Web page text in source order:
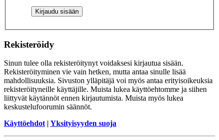
Rekisteröidy
Sinun tulee olla rekisteröitynyt voidaksesi kirjautua sisään.
Rekisteröityminen vie vain hetken, mutta antaa sinulle lisää
mahdollisuuksia. Sivuston ylläpitäjä voi myös antaa erityisoikeuksia
rekisteröityneille käyttäjille. Muista lukea käyttöehtomme ja siihen
liittyvät käytännöt ennen kirjautumista. Muista myös lukea
keskustelufoorumin säännöt.
Käyttöehdot | Yksityisyyden suoja